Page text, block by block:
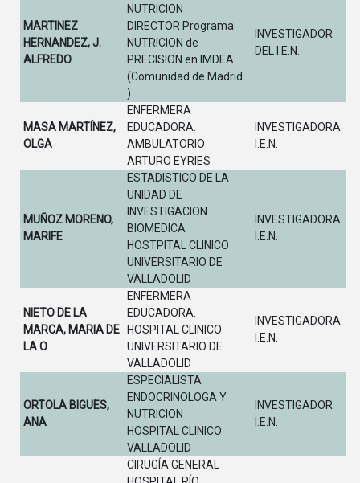
MARTINEZ
HERNANDEZ, J.
ALFREDO
NUTRICION
DIRECTOR Programa
NUTRICION de
PRECISION en IMDEA
(Comunidad de Madrid
)
INVESTIGADOR
DEL I.E.N.
MASA MARTÍNEZ,
OLGA
ENFERMERA
EDUCADORA.
AMBULATORIO
ARTURO EYRIES
INVESTIGADORA
I.E.N.
MUÑOZ MORENO,
MARIFE
ESTADISTICO DE LA
UNIDAD DE
INVESTIGACION
BIOMEDICA
HOSTPITAL CLINICO
UNIVERSITARIO DE
VALLADOLID
INVESTIGADORA
I.E.N.
NIETO DE LA
MARCA, MARIA DE
LA O
ENFERMERA
EDUCADORA.
HOSPITAL CLINICO
UNIVERSITARIO DE
VALLADOLID
INVESTIGADORA
I.E.N.
ORTOLA BIGUES,
ANA
ESPECIALISTA
ENDOCRINOLOGA Y
NUTRICION
HOSPITAL CLINICO
VALLADOLID
INVESTIGADOR
I.E.N.
CIRUGÍA GENERAL